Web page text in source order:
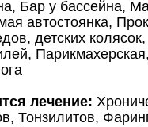
Бар у бассейна,
автостоянка,
детских
лечение:
Тонзилитов,